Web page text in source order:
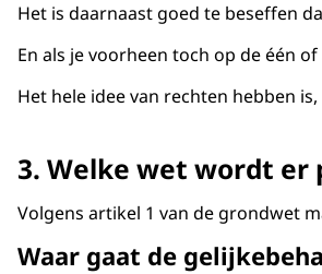
Het is daarnaast goed te beseffen
En als je voorheen toch op de één
Het hele idee van rechten hebben
3. Welke wet wordt er
Volgens artikel 1 van de grondwet
Waar gaat de